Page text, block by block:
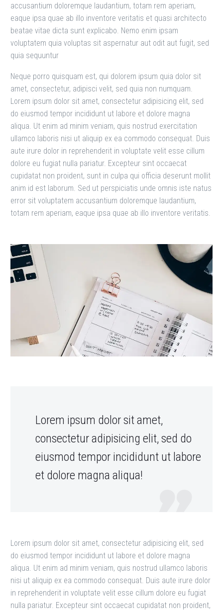
accusantium doloremque laudantium, totam rem aperiam,
eaque ipsa quae ab illo inventore veritatis et quasi architecto
beatae vitae dicta sunt explicabo. Nemo enim ipsam
voluptatem quia voluptas sit aspernatur aut odit aut fugit, sed
quia sequuntur
Neque porro quisquam est, qui dolorem ipsum quia dolor sit
amet, consectetur, adipisci velit, sed quia non numquam.
Lorem ipsum dolor sit amet, consectetur adipisicing elit, sed
do eiusmod tempor incididunt ut labore et dolore magna
aliqua. Ut enim ad minim veniam, quis nostrud exercitation
ullamco laboris nisi ut aliquip ex ea commodo consequat. Duis
aute irure dolor in reprehenderit in voluptate velit esse cillum
dolore eu fugiat nulla pariatur. Excepteur sint occaecat
cupidatat non proident, sunt in culpa qui officia deserunt mollit
anim id est laborum. Sed ut perspiciatis unde omnis iste natus
error sit voluptatem accusantium doloremque laudantium,
totam rem aperiam, eaque ipsa quae ab illo inventore veritatis.
Lorem ipsum dolor sit amet,
consectetur adipisicing elit, sed do
eiusmod tempor incididunt ut labore
et dolore magna aliqua!
Lorem ipsum dolor sit amet, consectetur adipisicing elit, sed
do eiusmod tempor incididunt ut labore et dolore magna
aliqua. Ut enim ad minim veniam, quis nostrud ullamco laboris
nisi ut aliquip ex ea commodo consequat. Duis aute irure dolor
in reprehenderit in voluptate velit esse cillum dolore eu fugiat
nulla pariatur. Excepteur sint occaecat cupidatat non proident,